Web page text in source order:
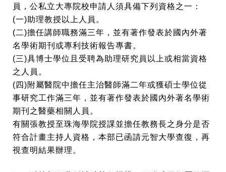
員，公私立大專院校申請人須具備下列資格之一：
(一)助理教授以上人員。
(二)擔任講師職務滿三年，並有著作發表於國內外著
名學術期刊或專利技術報告專書。
(三)具博士學位且受聘為助理研究員以上或相當資格
之人員。
(四)附屬醫院中擔任主治醫師滿二年或獲碩士學位從
事研究工作滿三年，並有著作發表於國內外著名學術
期刊之醫藥相關人員。
有關張教授至珠海學院授課並擔任教務長之身分是否
符合計畫主持人資格，本部已函請元智大學查復，再
視查明結果辦理。